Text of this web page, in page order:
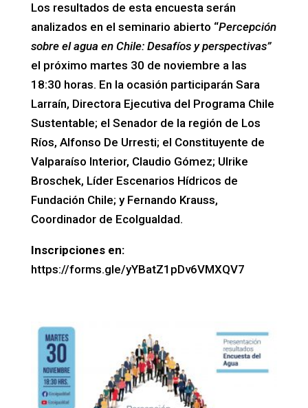
Los resultados de esta encuesta serán
analizados en el seminario abierto “Percepción
sobre el agua en Chile: Desafíos y perspectivas”
el próximo martes 30 de noviembre a las
18:30 horas. En la ocasión participarán Sara
Larraín, Directora Ejecutiva del Programa Chile
Sustentable; el Senador de la región de Los
Ríos, Alfonso De Urresti; el Constituyente de
Valparaíso Interior, Claudio Gómez; Ulrike
Broschek, Líder Escenarios Hídricos de
Fundación Chile; y Fernando Krauss,
Coordinador de EcoIgualdad.
Inscripciones en:
https://forms.gle/yYBatZ1pDv6VMXQV7